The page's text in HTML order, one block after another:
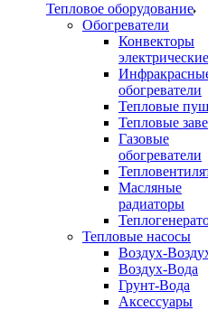
Тепловое оборудование
Обогреватели
Конвекторы
электрические
обогреватели
Тепловые
Тепловые
Газовые
обогреватели
Масляные
радиаторы
Тепловые насосы
Воздух-
Воздух-Вода
Грунт-Вода
Аксессуары